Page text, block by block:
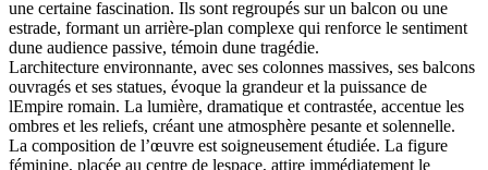
une certaine fascination. Ils sont regroupés sur un balcon ou une
estrade, formant un arrière-plan complexe qui renforce le sentiment
dune audience passive, témoin dune tragédie.
Larchitecture environnante, avec ses colonnes massives, ses balcons
ouvragés et ses statues, évoque la grandeur et la puissance de
lEmpire romain. La lumière, dramatique et contrastée, accentue les
ombres et les reliefs, créant une atmosphère pesante et solennelle.
La composition de l’œuvre est soigneusement étudiée. La figure
féminine, placée au centre de lespace, attire immédiatement le